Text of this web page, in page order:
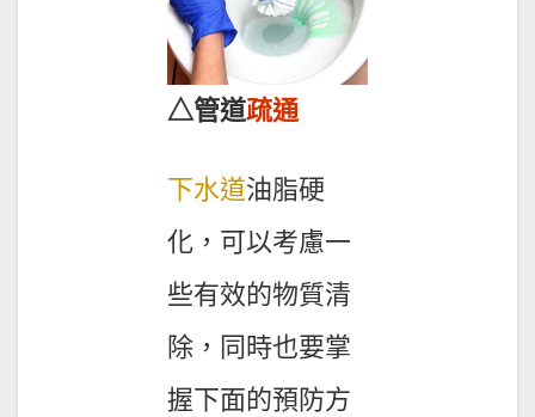
△管道疏通
下水道油脂硬
化，可以考慮一
些有效的物質清
除，同時也要掌
握下面的預防方